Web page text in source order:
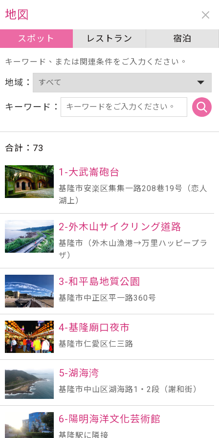
周辺情報
スポット レストラン 宿泊
地図
スポット レストラン 宿泊
キーワード、または関連条件をご入力ください。
地域：
キーワード：
合計： 73
1-大武崙砲台
基隆市安楽区集集一路208巷19号（恋人
湖上）
2-外木山サイクリング道路
基隆市（外木山漁港→万里ハッピープラ
ザ）
3-和平島地質公園
基隆市中正区平一路360号
4-基隆廟口夜市
基隆市仁愛区仁三路
5-湖海湾
基隆市中山区湖海路1・2段（謝和街）
6-陽明海洋文化芸術館
基隆駅に隣接